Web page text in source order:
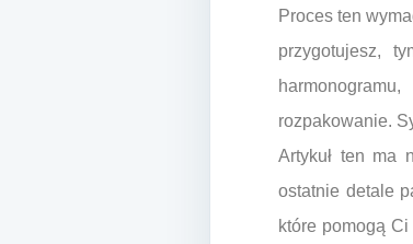
Proces ten
przygotujesz,
rozpakowanie.
Artykuł ten ma
ostatnie detale
które pomogą